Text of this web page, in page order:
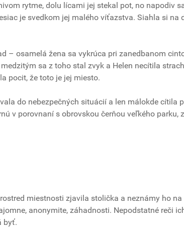
rytme, dolu lícami jej stekal pot, no napodiv
je svedkom jej malého víťazstva. Siahla si na
– osamelá žena sa vykrúca pri zanedbanom
sa z toho stal zvyk a Helen necítila
pocit, že toto je jej miesto.
do nebezpečných situácií a len málokde cítila
v porovnaní s obrovskou čerňou veľkého parku,
miestnosti zjavila stolička a neznámy ho na
anonymite, záhadnosti. Nepodstatné reči
byť.